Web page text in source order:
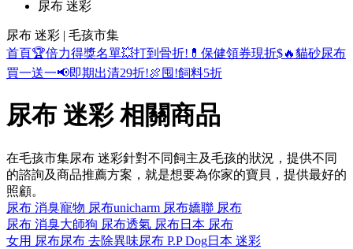
尿布 迷彩
尿布 迷彩 | 毛孩市集
首頁🏆倍力得獎名單💥打到骨折! 💊保健領券現折$🔥貓砂尿布
買一送一📢即期出清29折!🍖囤!飼料5折
尿布 迷彩 相關商品
在毛孩市集尿布 迷彩針對不同飼主及毛孩的狀況，提供不同
的諮詢及商品推薦方案，就是想要為你家的寶貝，提供最好的
照顧。
尿布 消臭寵物 尿布unicharm 尿布嬌聯 尿布
尿布 消臭大師狗 尿布透氣 尿布日本 尿布
女用 尿布尿布 去除異味尿布 P.P Dog日本 迷彩